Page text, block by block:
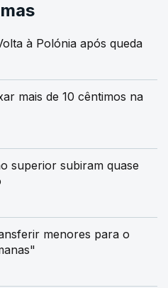
à Polónia após queda
mais de 10 cêntimos na
superior subiram quase
menores para o